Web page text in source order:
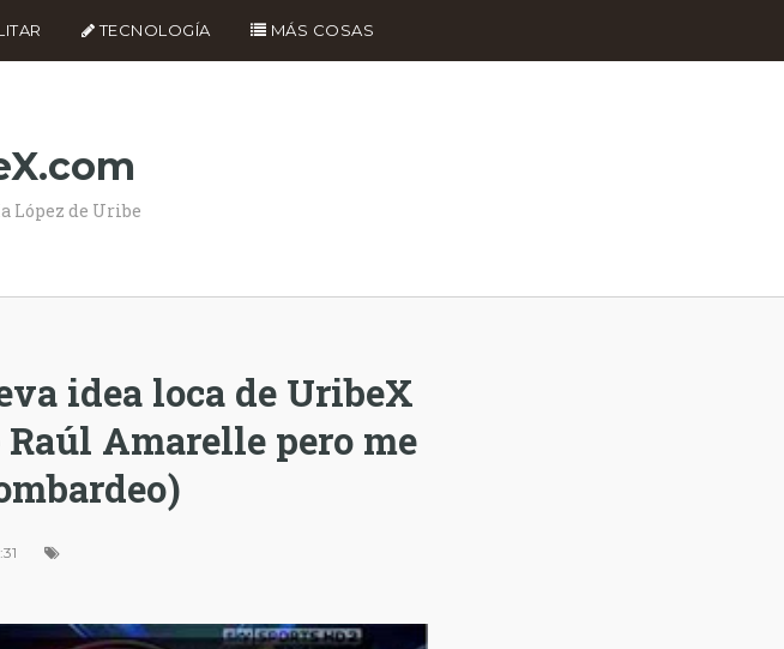
TECNOLOGÍA MÁS COSAS
López de Uribe
idea loca de UribeX
Raúl Amarelle pero me